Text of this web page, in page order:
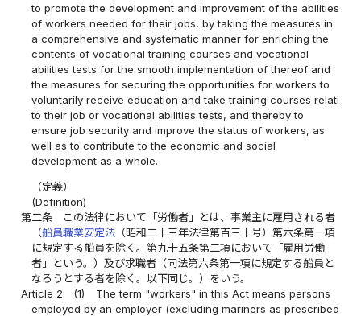
to promote the development and improvement of the abilities
of workers needed for their jobs, by taking the measures in
a comprehensive and systematic manner for enriching the
contents of vocational training courses and vocational
abilities tests for the smooth implementation of thereof and
the measures for securing the opportunities for workers to
voluntarily receive education and take training courses relati
to their job or vocational abilities tests, and thereby to
ensure job security and improve the status of workers, as
well as to contribute to the economic and social
development as a whole.
（定義）
(Definition)
第二条
この法律において「労働者」とは、事業主に雇用される者
（船員職業安定法 （昭和二十三年法律第百三十号）第六条第一項
に規定する船員を除く。第九十五条第二項において「雇用労働
者」という。）及び求職者（同法第六条第一項に規定する船員と
なろうとする者を除く。以下同じ。）をいう。
Article 2
(1)
The term "workers" in this Act means persons
employed by an employer (excluding mariners as prescribed